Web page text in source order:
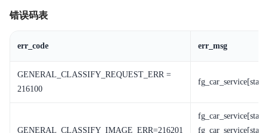
错误码表
err_code err_msg
GENERAL_CLASSIFY_REQUEST_ERR =
216100
GENERAL_CLASSIFY_IMAGE_ERR=216201